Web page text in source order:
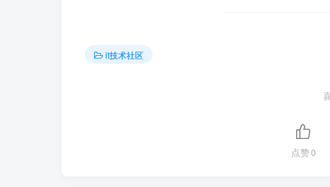
it技术社区
点赞0